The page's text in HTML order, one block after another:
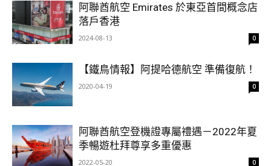
阿聯酋航空 Emirates 於東亞首間概念店
落戶香港
2024-08-13 0
【鐵鳥情報】阿提哈德航空 準備復航！
2020-04-19 0
阿聯酋航空登機證專屬禮遇－2022年夏
季暢遊杜拜尊享多重優惠
2022-05-20 0